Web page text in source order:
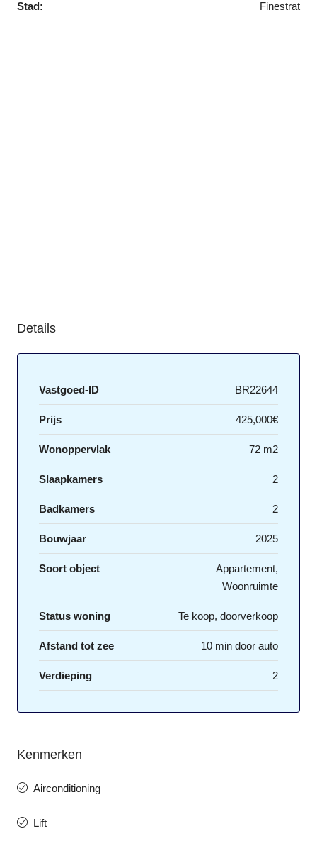
Stad: Finestrat
Details
Vastgoed-ID BR22644
Prijs 425,000€
Wonoppervlak 72 m2
Slaapkamers 2
Badkamers 2
Bouwjaar 2025
Soort object
Appartement,
Woonruimte
Status woning Te koop, doorverkoop
Afstand tot zee 10 min door auto
Verdieping 2
Kenmerken
Airconditioning
Lift